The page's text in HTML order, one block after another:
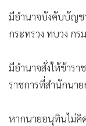
มีอำนาจบังคับบัญช
กระทรวง ทบวง กรม
มีอำนาจสั่งให้ข้าร
ราชการที่สำนักนา
หากนายอนุทินไม่คิด